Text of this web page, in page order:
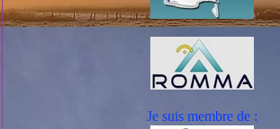
Je suis membre de :